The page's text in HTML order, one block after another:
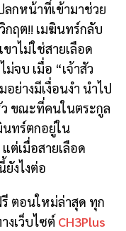
กหน้าที่เข้ามาช่วย
ฤต!! เมฆินทร์กลับ
าไม่ใช่สายเลือด
ม่จบ เมื่อ “เจ้าสัว
ย่างมีเงื่อนงำ นำไป
ขณะที่คนในตระกูล
นทร์ตกอยู่ใน
ต่เมื่อสายเลือด
ยังไงต่อ
ตอนใหม่ล่าสุด ทุก
งเว็บไซต์ CH3Plus